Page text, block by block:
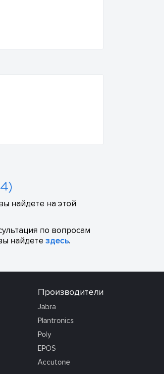
найдете на этой
по вопросам
найдете здесь.
Производители
Jabra
Plantronics
Poly
EPOS
Accutone